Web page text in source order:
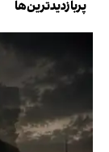
پربازدیدترین‌ها